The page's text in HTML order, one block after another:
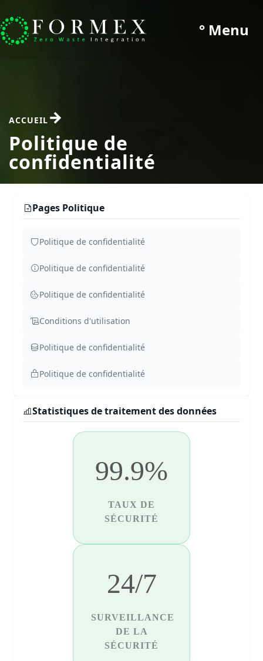
° Menu
ACCUEIL
Politique de
confidentialité
Pages Politique
Politique de confidentialité
Politique de confidentialité
Politique de confidentialité
Conditions d'utilisation
Politique de confidentialité
Politique de confidentialité
Statistiques de traitement des données
99.9%
TAUX DE
SÉCURITÉ
24/7
SURVEILLANCE
DE LA
SÉCURITÉ